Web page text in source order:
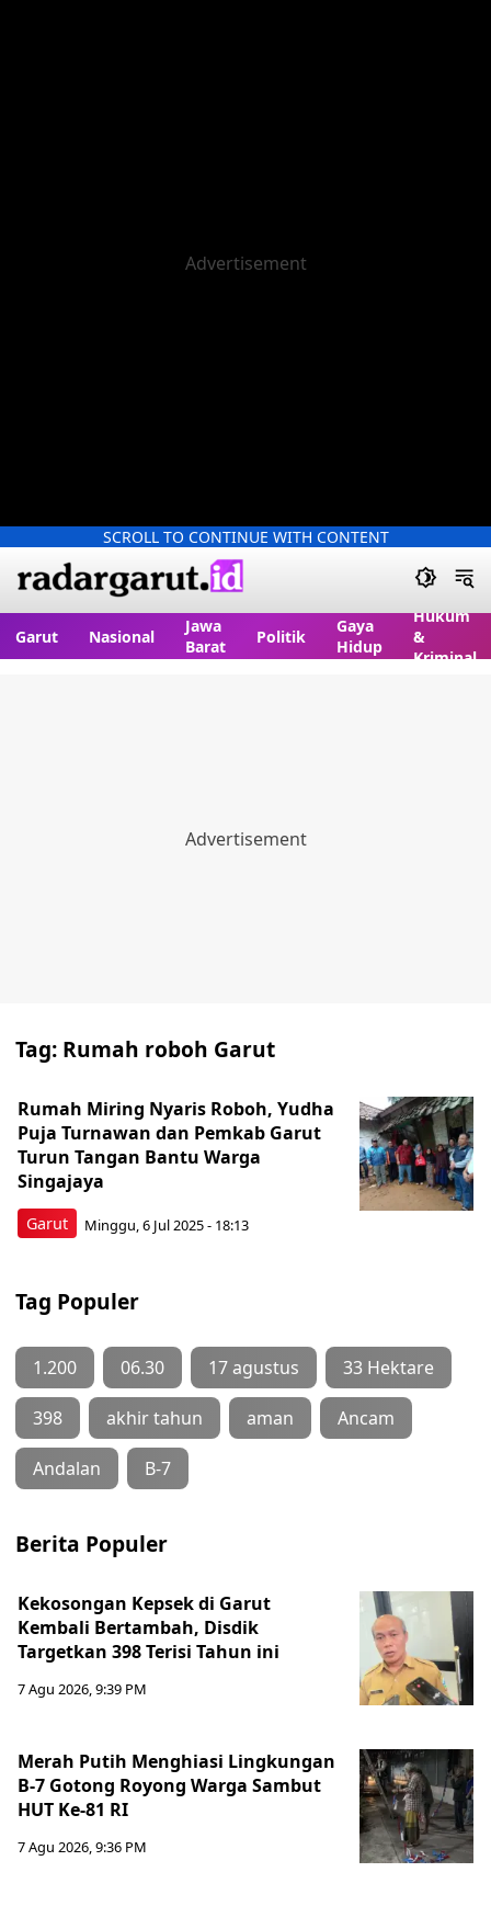
SCROLL TO CONTINUE WITH CONTENT
Garut Nasional
Jawa
Barat
Politik
Gaya
Hidup
Hukum
&
Kriminal
Tag: Rumah roboh Garut
Garut
Rumah Miring Nyaris Roboh, Yudha
Puja Turnawan dan Pemkab Garut
Turun Tangan Bantu Warga
Singajaya
Minggu, 6 Jul 2025 - 18:13
Tag Populer
1.200 06.30 17 agustus 33 Hektare
398 akhir tahun aman Ancam
Andalan B-7
Berita Populer
Kekosongan Kepsek di Garut
Kembali Bertambah, Disdik
Targetkan 398 Terisi Tahun ini
7 Agu 2026, 9:39 PM
Merah Putih Menghiasi Lingkungan
B-7 Gotong Royong Warga Sambut
HUT Ke-81 RI
7 Agu 2026, 9:36 PM